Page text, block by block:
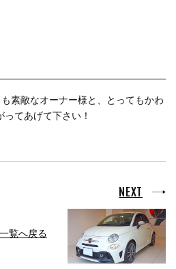
素敵なオーナー様と、とってもかわ
てあげて下さい！
一覧へ戻る
NEXT